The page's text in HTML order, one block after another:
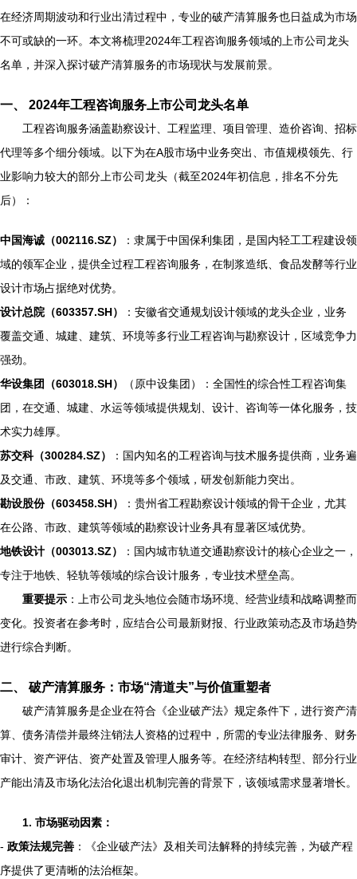
在经济周期波动和行业出清过程中，专业的破产清算服务也日益成为市场
不可或缺的一环。本文将梳理2024年工程咨询服务领域的上市公司龙头
名单，并深入探讨破产清算服务的市场现状与发展前景。
一、 2024年工程咨询服务上市公司龙头名单
工程咨询服务涵盖勘察设计、工程监理、项目管理、造价咨询、招标
代理等多个细分领域。以下为在A股市场中业务突出、市值规模领先、行
业影响力较大的部分上市公司龙头（截至2024年初信息，排名不分先
后）：
中国海诚（002116.SZ）
：隶属于中国保利集团，是国内轻工工程建设领
域的领军企业，提供全过程工程咨询服务，在制浆造纸、食品发酵等行业
设计市场占据绝对优势。
设计总院（603357.SH）
：安徽省交通规划设计领域的龙头企业，业务
覆盖交通、城建、建筑、环境等多行业工程咨询与勘察设计，区域竞争力
强劲。
华设集团（603018.SH）
（原中设集团）：全国性的综合性工程咨询集
团，在交通、城建、水运等领域提供规划、设计、咨询等一体化服务，技
术实力雄厚。
苏交科（300284.SZ）
：国内知名的工程咨询与技术服务提供商，业务遍
及交通、市政、建筑、环境等多个领域，研发创新能力突出。
勘设股份（603458.SH）
：贵州省工程勘察设计领域的骨干企业，尤其
在公路、市政、建筑等领域的勘察设计业务具有显著区域优势。
地铁设计（003013.SZ）
：国内城市轨道交通勘察设计的核心企业之一，
专注于地铁、轻轨等领域的综合设计服务，专业技术壁垒高。
重要提示 ：上市公司龙头地位会随市场环境、经营业绩和战略调整而
变化。投资者在参考时，应结合公司最新财报、行业政策动态及市场趋势
进行综合判断。
二、 破产清算服务：市场“清道夫”与价值重塑者
破产清算服务是企业在符合《企业破产法》规定条件下，进行资产清
算、债务清偿并最终注销法人资格的过程中，所需的专业法律服务、财务
审计、资产评估、资产处置及管理人服务等。在经济结构转型、部分行业
产能出清及市场化法治化退出机制完善的背景下，该领域需求显著增长。
1. 市场驱动因素：
- 政策法规完善 ：《企业破产法》及相关司法解释的持续完善，为破产程
序提供了更清晰的法治框架。